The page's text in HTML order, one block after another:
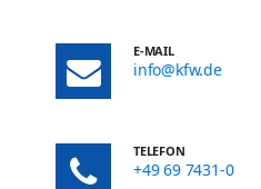
E-MAIL
info@kfw.de
TELEFON
+49 69 7431-0